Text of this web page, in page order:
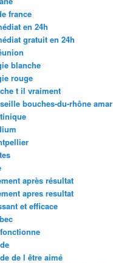
france
en 24h
gratuit en 24h
blanche
rouge
t il vraiment
bouches-du-rhône amar
après résultat
apres resultat
et efficace
de l être aimé